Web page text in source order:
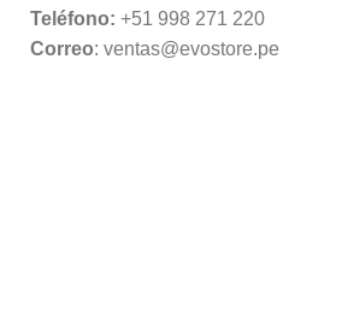
Teléfono: +51 998 271 220
Correo: ventas@evostore.pe